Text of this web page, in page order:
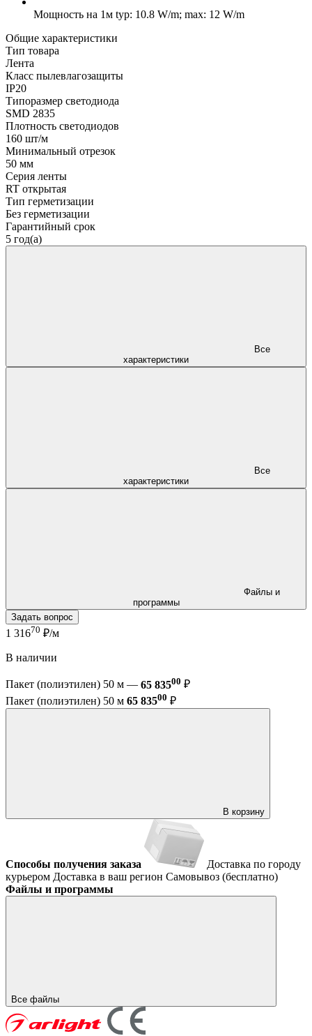
Мощность на 1м typ: 10.8 W/m; max: 12 W/m
Общие характеристики
Тип товара
Лента
Класс пылевлагозащиты
IP20
Типоразмер светодиода
SMD 2835
Плотность светодиодов
160 шт/м
Минимальный отрезок
50 мм
Серия ленты
RT открытая
Тип герметизации
Без герметизации
Гарантийный срок
5 год(а)
характеристики
характеристики
программы
Задать вопрос
1 31670 ₽/м
В наличии
Пакет (полиэтилен) 50 м — 65 83500 ₽
Пакет (полиэтилен) 50 м 65 83500 ₽
В корзину
Способы получения заказа
Доставка по городу
курьером Доставка в ваш регион Самовывоз (бесплатно)
Файлы и программы
Все файлы